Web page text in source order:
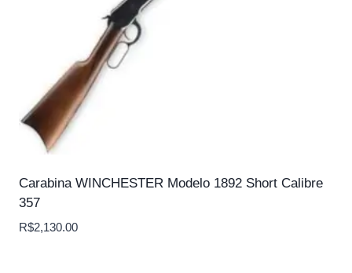
Carabina WINCHESTER Modelo 1892 Short Calibre
357
R$2,130.00